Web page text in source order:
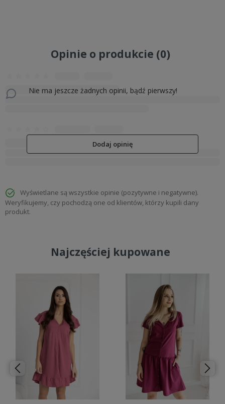
Opinie o produkcie (0)
Nie ma jeszcze żadnych opinii, bądź pierwszy!
Dodaj opinię
Wyświetlane są wszystkie opinie (pozytywne i negatywne).
Weryfikujemy, czy pochodzą one od klientów, którzy kupili dany
produkt.
Najczęściej kupowane